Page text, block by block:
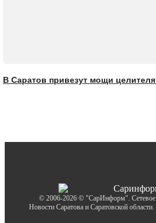
В Саратов привезут мощи
© 2006-2026 © "СарИнформ".
Новости Саратова и Саратовской